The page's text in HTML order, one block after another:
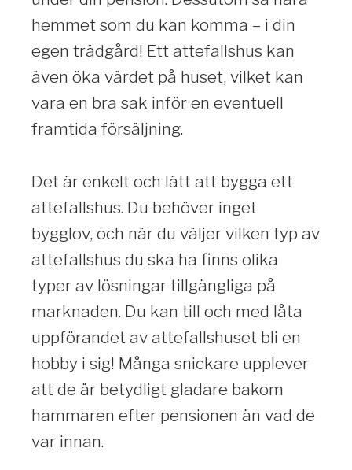
hemmet som du kan komma – i din
egen trädgård! Ett attefallshus kan
även öka värdet på huset, vilket kan
vara en bra sak inför en eventuell
framtida försäljning.
Det är enkelt och lätt att bygga ett
attefallshus. Du behöver inget
bygglov, och när du väljer vilken typ av
attefallshus du ska ha finns olika
typer av lösningar tillgängliga på
marknaden. Du kan till och med låta
uppförandet av attefallshuset bli en
hobby i sig! Många snickare upplever
att de är betydligt gladare bakom
hammaren efter pensionen än vad de
var innan.